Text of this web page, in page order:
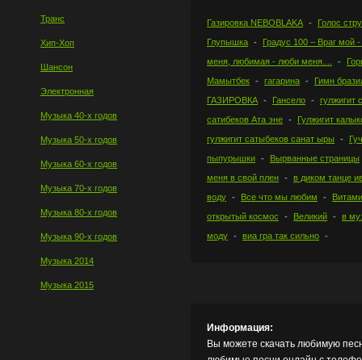
Транс
Хип-Хоп
Шансон
Электронная
Музыка 40-х годов
Музыка 50-х годов
Музыка 60-х годов
Музыка 70-х годов
Музыка 80-х годов
Музыка 90-х годов
Музыка 2014
Музыка 2015
Газировка NEBOBLAKA
Голос
Глупышка
Градус 100 – Враг мой
меня, любимая - люби меня....
Мамытбек
гагарина
Гимн
ГАЗИРОВКА
Гансело
гулжигит
сатибеков Ата эне
Гулжигит
гулжигит сатыбеков санат ыры
пыпурышки
Вырванные страницы
меня в свой плен
в диком танце
воду
Все что мы любим
открытый космос
Великий
в
моду
виа гра так сильно
Информация:
Вы можете скачать любимую